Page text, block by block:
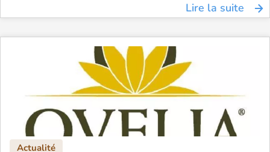
Lire la suite